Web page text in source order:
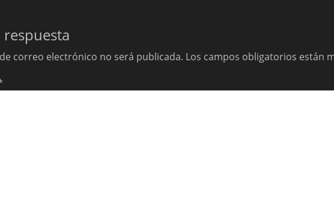
correo electrónico no será publicada. Los campos obligatorios están